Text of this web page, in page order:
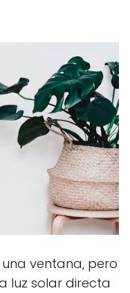
ventana, pero
luz solar directa